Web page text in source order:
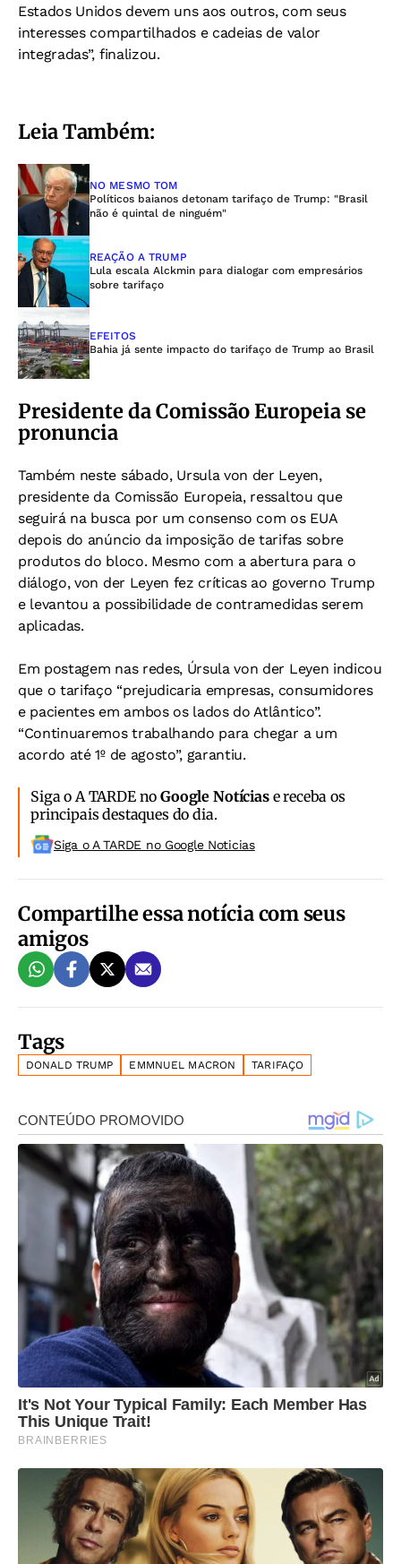
Estados Unidos devem uns aos outros, com seus
interesses compartilhados e cadeias de valor
integradas”, finalizou.
Leia Também:
NO MESMO TOM
Políticos baianos detonam tarifaço de Trump: "Brasil
não é quintal de ninguém"
REAÇÃO A TRUMP
Lula escala Alckmin para dialogar com empresários
sobre tarifaço
EFEITOS
Bahia já sente impacto do tarifaço de Trump ao Brasil
Presidente da Comissão Europeia se
pronuncia
Também neste sábado, Ursula von der Leyen,
presidente da Comissão Europeia, ressaltou que
seguirá na busca por um consenso com os EUA
depois do anúncio da imposição de tarifas sobre
produtos do bloco. Mesmo com a abertura para o
diálogo, von der Leyen fez críticas ao governo Trump
e levantou a possibilidade de contramedidas serem
aplicadas.
Em postagem nas redes, Úrsula von der Leyen indicou
que o tarifaço “prejudicaria empresas, consumidores
e pacientes em ambos os lados do Atlântico”.
“Continuaremos trabalhando para chegar a um
acordo até 1º de agosto”, garantiu.
Siga o A TARDE noGoogle Notíciase receba os
principais destaques do dia.
Siga o A TARDE no Google Noticias
Compartilhe essa notícia com seus
amigos
Tags
DONALD TRUMP EMMNUEL MACRON TARIFAÇO